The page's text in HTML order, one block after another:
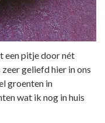
een pitje door nét
geliefd hier in ons
groenten in
wat ik nog in huis